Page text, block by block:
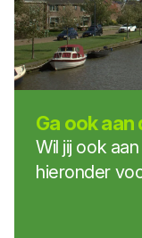
Ga ook
Wil jij ook
hieronder